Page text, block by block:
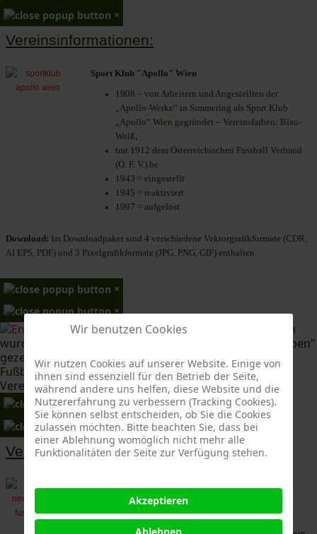
Wir benutzen Cookies
Wir nutzen Cookies auf unserer Website. Einige von
ihnen sind essenziell für den Betrieb der Seite,
während andere uns helfen, diese Website und die
Nutzererfahrung zu verbessern (Tracking Cookies).
Sie können selbst entscheiden, ob Sie die Cookies
zulassen möchten. Bitte beachten Sie, dass bei
einer Ablehnung womöglich nicht mehr alle
Funktionalitäten der Seite zur Verfügung stehen.
Akzeptieren
Ablehnen
×
Vereinsinformationen:
Sport Klub "Apollo" Wien
1908 – von Arbeitern und Angestellten der
„Apollo-Werke“ in Simmering als Sport Klub
„Apollo“ Wien gegründet – Vereinsfarben: Blau-
Weiß;
trat 1912 dem Österreichischen Fussball Verband
(Ö. F. V.) be
1943 = eingestellt
1945 = reaktiviert
1997 = aufgelöst
Download: Im Downloadpaket sind 4 verschiedene Vektorgrafikformate (CDR,
AI EPS, PDF) und 3 Pixelgrafikformate (JPG, PNG, GIF) enthalten.
×
×
Die englischen Wappen
wurden für Hardy Grünes Buch "Englands Fußballwappen"
gezeichnet. Ein weiteres Buch das Hardy Grüne dem
Fußball und vor allem den damit verbundenen
Vereinswappen widmete.
×
×
Vereinsinformationen:
1913 = als I. Neunkirchner Fussball-Klub
gegründet, kriegsbedingt wieder aufgelöst;